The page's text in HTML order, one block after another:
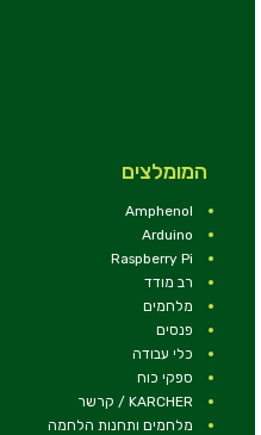
המומלצים
Amphenol
Arduino
Raspberry Pi
רב מודד
מלחמים
פנסים
כלי עבודה
ספקי כוח
KARCHER / קרשר
מלחמים ותחנות הלחמה